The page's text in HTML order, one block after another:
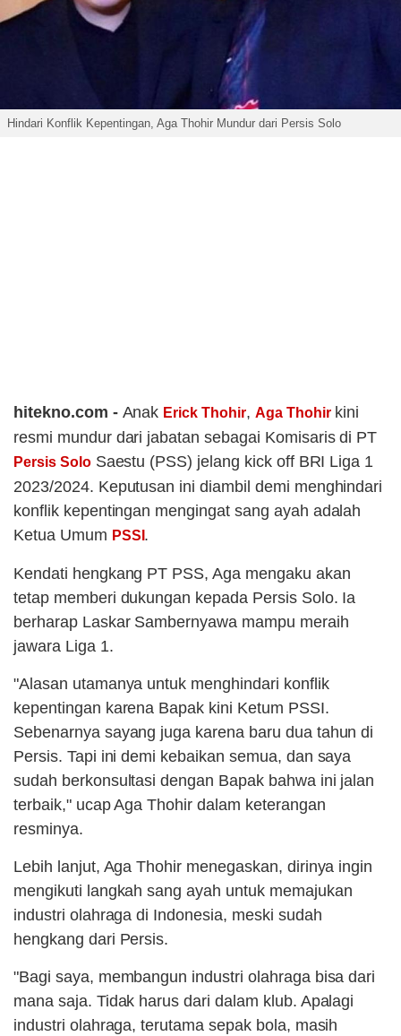
Hindari Konflik Kepentingan, Aga Thohir Mundur dari Persis Solo
hitekno.com - Anak Erick Thohir, Aga Thohirkini
resmi mundur dari jabatan sebagai Komisaris di PT
Persis SoloSaestu (PSS) jelang kick off BRI Liga 1
2023/2024. Keputusan ini diambil demi menghindari
konflik kepentingan mengingat sang ayah adalah
Ketua Umum PSSI .
Kendati hengkang PT PSS, Aga mengaku akan
tetap memberi dukungan kepada Persis Solo. Ia
berharap Laskar Sambernyawa mampu meraih
jawara Liga 1.
"Alasan utamanya untuk menghindari konflik
kepentingan karena Bapak kini Ketum PSSI.
Sebenarnya sayang juga karena baru dua tahun di
Persis. Tapi ini demi kebaikan semua, dan saya
sudah berkonsultasi dengan Bapak bahwa ini jalan
terbaik," ucap Aga Thohir dalam keterangan
resminya.
Lebih lanjut, Aga Thohir menegaskan, dirinya ingin
mengikuti langkah sang ayah untuk memajukan
industri olahraga di Indonesia, meski sudah
hengkang dari Persis.
"Bagi saya, membangun industri olahraga bisa dari
mana saja. Tidak harus dari dalam klub. Apalagi
industri olahraga, terutama sepak bola, masih